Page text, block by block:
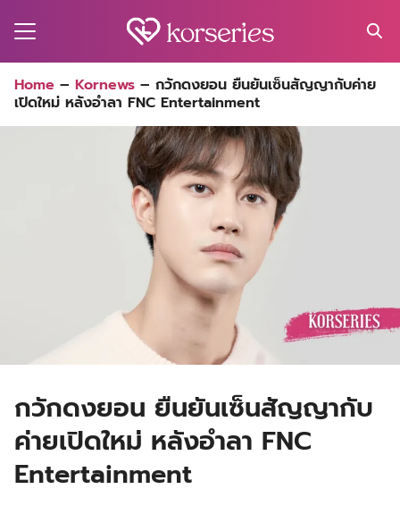
for:
Home – Kornews – กวักดงยอน ยืนยันเซ็นสัญญากับค่าย
เปิดใหม่ หลังอำลา FNC Entertainment
กวักดงยอน ยืนยันเซ็นสัญญากับ
ค่ายเปิดใหม่ หลังอำลา FNC
Entertainment